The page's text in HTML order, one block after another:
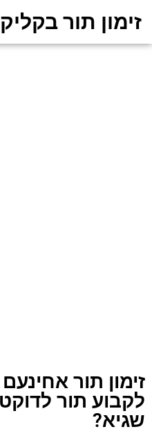
זימון תור בקליק
זימון תור
לקבוע תור
שגיא?